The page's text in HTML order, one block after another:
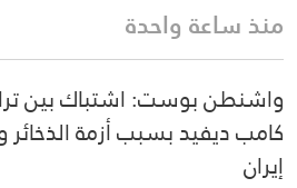
منذ ساعة واحدة
واشنطن بوست: اشتباك بين
كامب ديفيد بسبب أزمة الذخائر
إيران